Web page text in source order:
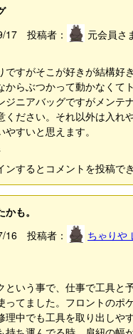
17 投稿者：
元会員さ
ですがそこが好きが結構好
からぶつかって動かなくて
ジニアバッグですがメンテ
ください。それ以外は入れ
すいと思えます。
するとコメントを投稿でき
も。
16 投稿者：
ちゃりや
という事で、仕事で工具と
ってました。フロントのポ
理中でも工具を取り出しや